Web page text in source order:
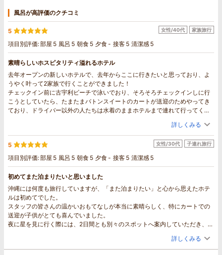
風呂が高評価のクチコミ
5
項目別評価:部屋 5 風呂 5 朝食 5 夕食- 接客 5 清潔感 5
女性/40代 家族旅行
素晴らしいホスピタリティ溢れるホテル
去年オープンの新しいホテルで、去年からここに行きたいと思っており、よ
うやく叶って2家族で行くことができました！
チェックイン前に古宇利ビーチで泳いでおり、そろそろチェックインしに行
こうとしていたら、たまたまバトンスイートのカートが送迎のためやってき
ており、ドライバー以外の人たちは水着のままホテルまで連れて行ってくれ
トで、島内ならどこでも送迎をしてもらえるというのはとても素晴らしいサ
ービスだと思います。
車で到着後、すぐさま出てきて荷物を運んでいただいたことにも感動しまし
た。
入ると目の前に広がる古宇利大橋の景色の素晴らしさ。ウェルカムドリンク
のおもてなしも、ずっと暑い中にいたので最高でした。
お部屋も玄関も広く綺麗で、子供達も大喜びしておりました。冷蔵庫にドリ
ンクも用意されており、旅行中にありがたいドラム式洗濯乾燥機があるのは
本当に助かります。
一番心に残ったのは、カートで星空観察に行ったことです。島のてっぺんの
明かりがない場所まで連れて行ってもらい、満天の星空をみんなで見ること
ができました。更に、子供達がもう一回見に行きたいと言うので、2回目は場
所を変えてまた連れて行ってもらいました。なんと人生で見たことのないほ
どの大きな流れ星を家族みんな見ることができました。流れ星を見る方は多
詳しくみる
5
項目別評価:部屋 5 風呂 5 朝食 5 夕食- 接客 5 清潔感 5
女性/30代 子連れ旅行
初めてまた泊まりたいと思いました
沖縄には何度も旅行していますが、「また泊まりたい」と心から思えたホテ
ルは初めてでした。
スタッフの皆さんの温かいおもてなしが本当に素晴らしく、特にカートでの
送迎が子供がとても喜んでいました。
夜に星を見に行く際には、2日間とも別々のスポットへ案内していただき、違
また観光からホテルへ戻ると、冷えたお水を用意してくださり、大人はもち
詳しくみる